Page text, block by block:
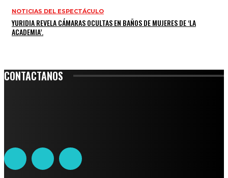
NOTICIAS DEL ESPECTÁCULO
YURIDIA REVELA CÁMARAS OCULTAS EN BAÑOS DE MUJERES DE ‘LA
ACADEMIA’.
CONTACTANOS